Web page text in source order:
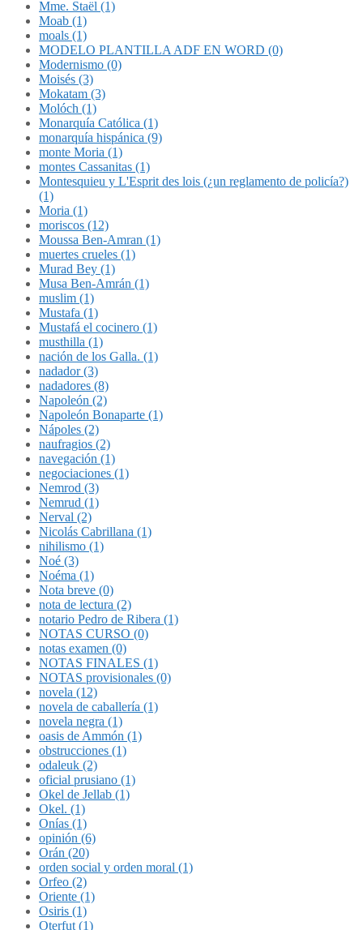
Mme. Staël (1)
Moab (1)
moals (1)
MODELO PLANTILLA ADF EN WORD (0)
Modernismo (0)
Moisés (3)
Mokatam (3)
Molóch (1)
Monarquía Católica (1)
monarquía hispánica (9)
monte Moria (1)
montes Cassanitas (1)
Montesquieu y L'Esprit des lois (¿un reglamento de policía?)
(1)
Moria (1)
moriscos (12)
Moussa Ben-Amran (1)
muertes crueles (1)
Murad Bey (1)
Musa Ben-Amrán (1)
muslim (1)
Mustafa (1)
Mustafá el cocinero (1)
musthilla (1)
nación de los Galla. (1)
nadador (3)
nadadores (8)
Napoleón (2)
Napoleón Bonaparte (1)
Nápoles (2)
naufragios (2)
navegación (1)
negociaciones (1)
Nemrod (3)
Nemrud (1)
Nerval (2)
Nicolás Cabrillana (1)
nihilismo (1)
Noé (3)
Noéma (1)
Nota breve (0)
nota de lectura (2)
notario Pedro de Ribera (1)
NOTAS CURSO (0)
notas examen (0)
NOTAS FINALES (1)
NOTAS provisionales (0)
novela (12)
novela de caballería (1)
novela negra (1)
oasis de Ammón (1)
obstrucciones (1)
odaleuk (2)
oficial prusiano (1)
Okel de Jellab (1)
Okel. (1)
Onías (1)
opinión (6)
Orán (20)
orden social y orden moral (1)
Orfeo (2)
Oriente (1)
Osiris (1)
Oterfut (1)